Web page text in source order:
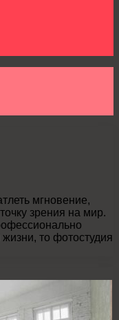
мгновение,
зрения на мир.
то фотостудия